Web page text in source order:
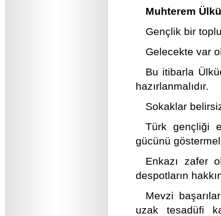
Muhterem
Gençlik bir
Gelecekte var
Bu itibarla
hazırlanmalıdır.
Sokaklar
Türk gençliği
gücünü
Enkazı zafer
despotların
Mevzi
uzak tesadüfi